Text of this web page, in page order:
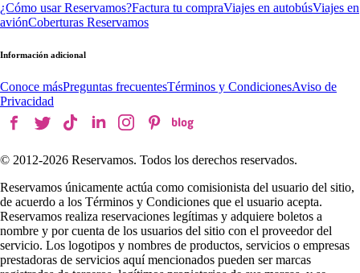
¿Cómo usar Reservamos?Factura tu compraViajes en autobúsViajes en
aviónCoberturas Reservamos
Información adicional
Conoce másPreguntas frecuentesTérminos y CondicionesAviso de
Privacidad
© 2012-2026 Reservamos. Todos los derechos reservados.
Reservamos únicamente actúa como comisionista del usuario del sitio,
de acuerdo a los Términos y Condiciones que el usuario acepta.
Reservamos realiza reservaciones legítimas y adquiere boletos a
nombre y por cuenta de los usuarios del sitio con el proveedor del
servicio. Los logotipos y nombres de productos, servicios o empresas
prestadoras de servicios aquí mencionados pueden ser marcas